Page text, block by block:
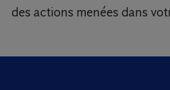
des actions menées dans